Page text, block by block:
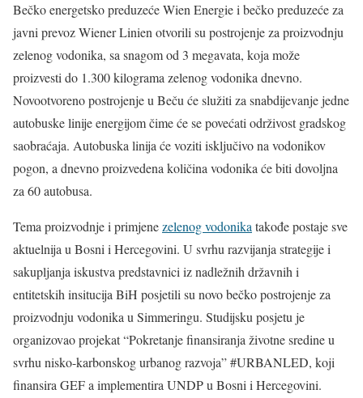
Bečko energetsko preduzeće Wien Energie i bečko preduzeće za
javni prevoz Wiener Linien otvorili su postrojenje za proizvodnju
zelenog vodonika, sa snagom od 3 megavata, koja može
proizvesti do 1.300 kilograma zelenog vodonika dnevno.
Novootvoreno postrojenje u Beču će služiti za snabdijevanje jedne
autobuske linije energijom čime će se povećati održivost gradskog
saobraćaja. Autobuska linija će voziti isključivo na vodonikov
pogon, a dnevno proizvedena količina vodonika će biti dovoljna
za 60 autobusa.
Tema proizvodnje i primjenezelenog vodonikatakođe postaje sve
aktuelnija u Bosni i Hercegovini. U svrhu razvijanja strategije i
sakupljanja iskustva predstavnici iz nadležnih državnih i
entitetskih insitucija BiH posjetili su novo bečko postrojenje za
proizvodnju vodonika u Simmeringu. Studijsku posjetu je
organizovao projekat “Pokretanje finansiranja životne sredine u
svrhu nisko-karbonskog urbanog razvoja” #URBANLED, koji
finansira GEF a implementira UNDP u Bosni i Hercegovini.